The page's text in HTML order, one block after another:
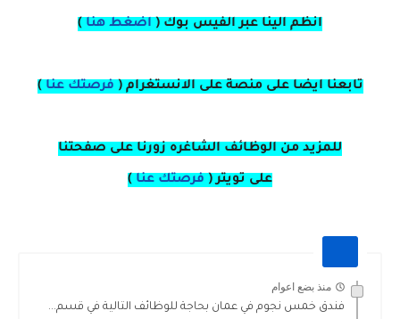
انظم الينا عبر الفيس بوك ( اضغط هنا )
تابعنا ايضا على منصة على الانستغرام ( فرصتك عنا )
للمزيد من الوظائف الشاغره زورنا على صفحتنا
على تويتر( فرصتك عنا )
منذ بضع اعوام
فندق خمس نجوم في عمان بحاجة للوظائف التالية في قسم...